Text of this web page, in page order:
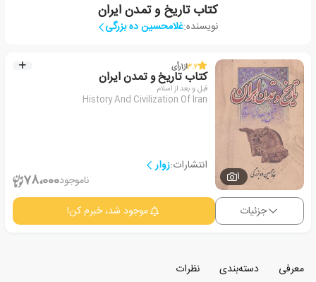
کتاب تاریخ و تمدن ایران
نویسنده:غلامحسین ده بزرگی
1
3.2از1رأی
کتاب تاریخ و تمدن ایران
قبل و بعد از اسلام
History And Civilization Of Iran
انتشارات:زوار
ناموجود78،000
جزئیات موجود شد، خبرم کن!
معرفی دسته‌بندی
نظرات